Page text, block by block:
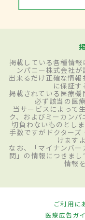
掲載している各種情
ンパニー株式会社が
出来るだけ正確な情
に保証す
掲載されている医療
必ず該当の医
当サービスによって
ク、およびミーカン
切負わないものとし
手数ですがドクター
けます
なお、「マイナンバ
関」の情報につきまし
情報
ご利用に
医療広告ガ